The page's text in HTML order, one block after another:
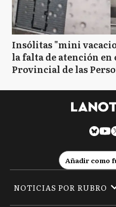
Insólitas "mini
la falta de atención en
Provincial de las
Añadir como
NOTICIAS POR RUBRO